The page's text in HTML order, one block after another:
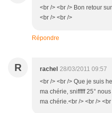
<br /> <br /> Bon retour
<br /> <br />
Répondre
R rachel 28/03/2011 09:57
<br /> <br /> Que je suis
ma chérie, snifffff 25°
ma chérie.<br /> <br /> <br